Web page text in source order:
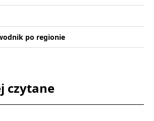
po regionie
czytane